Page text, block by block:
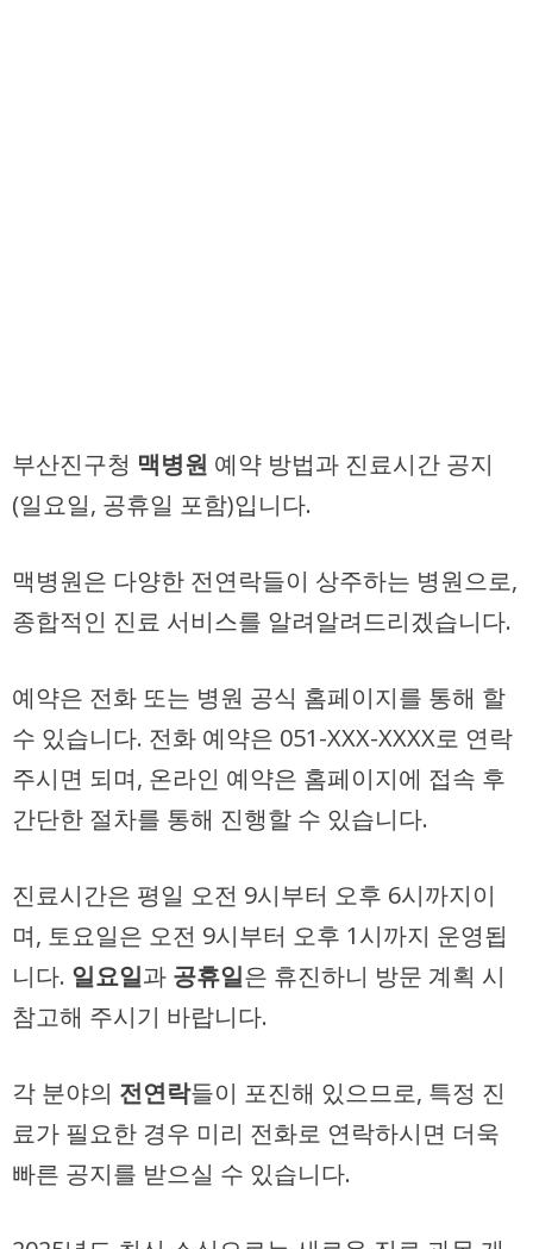
부산진구청 맥병원 예약 방법과 진료시간 공지
(일요일, 공휴일 포함)입니다.
맥병원은 다양한 전연락들이 상주하는 병원으로,
종합적인 진료 서비스를 알려알려드리겠습니다.
예약은 전화 또는 병원 공식 홈페이지를 통해 할
수 있습니다. 전화 예약은 051-XXX-XXXX로 연락
주시면 되며, 온라인 예약은 홈페이지에 접속 후
간단한 절차를 통해 진행할 수 있습니다.
진료시간은 평일 오전 9시부터 오후 6시까지이
며, 토요일은 오전 9시부터 오후 1시까지 운영됩
니다. 일요일과 공휴일은 휴진하니 방문 계획 시
참고해 주시기 바랍니다.
각 분야의 전연락들이 포진해 있으므로, 특정 진
료가 필요한 경우 미리 전화로 연락하시면 더욱
빠른 공지를 받으실 수 있습니다.